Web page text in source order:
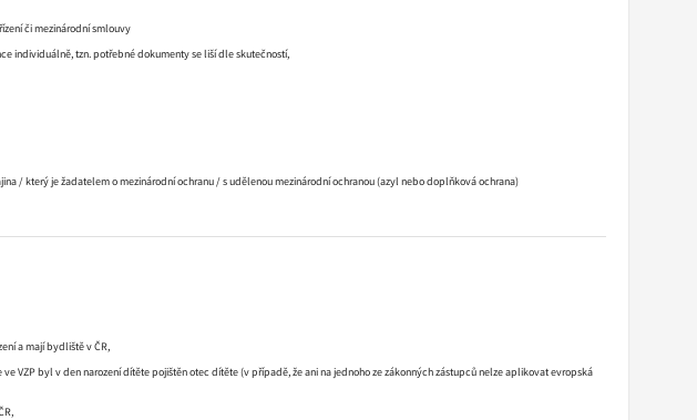
či mezinárodní smlouvy
individuálně, tzn. potřebné dokumenty se liší dle skutečností,
/ který je žadatelem o mezinárodní ochranu / s udělenou mezinárodní ochranou (azyl nebo doplňková ochrana)
a mají bydliště v ČR,
VZP byl v den narození dítěte pojištěn otec dítěte (v případě, že ani na jednoho ze zákonných zástupců nelze aplikovat evropská